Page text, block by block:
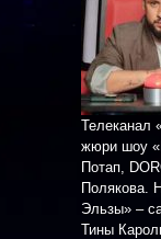
Телеканал
жюри шоу
Потап,
Полякова.
Эльзы» –
Тины